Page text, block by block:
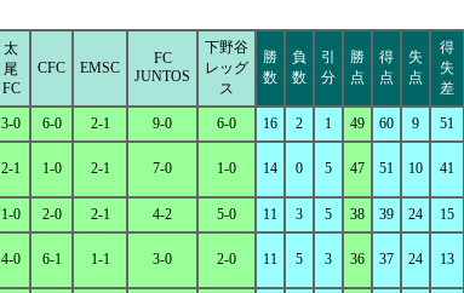
太
尾
FC
CFC EMSC
FC
JUNTOS
下野谷
レッグ
ス
勝
数
負
数
引
分
勝
点
得
点
失
点
得
失
差
3-0 6-0 2-1 9-0 6-0 16 2 1 49 60 9 51
2-1 1-0 2-1 7-0 1-0 14 0 5 47 51 10 41
1-0 2-0 2-1 4-2 5-0 11 3 5 38 39 24 15
4-0 6-1 1-1 3-0 2-0 11 5 3 36 37 24 13